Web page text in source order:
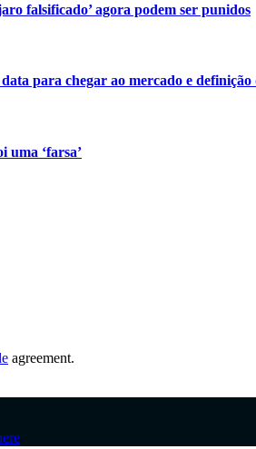
falsificado’ agora podem ser punidos
para chegar ao mercado e definição
uma ‘farsa’
agreement.